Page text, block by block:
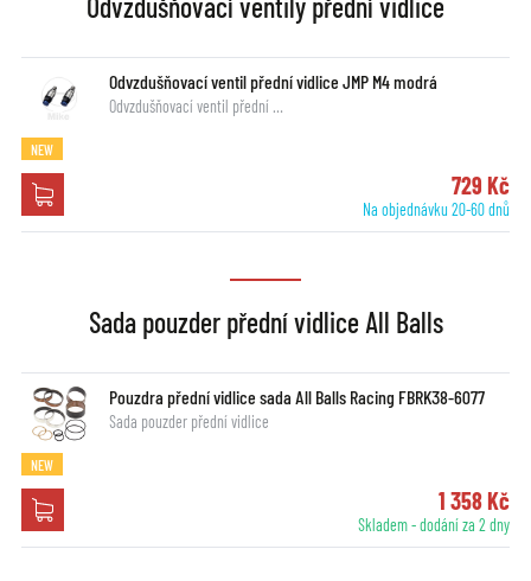
Odvzdušňovací ventil přední vidlice JMP M4 modrá
Odvzdušňovací ventil přední …
NEW
729 Kč
Na objednávku 20-60 dnů
Sada pouzder přední vidlice All Balls
Pouzdra přední vidlice sada All Balls Racing FBRK38-6077
Sada pouzder přední vidlice
NEW
1 358 Kč
Skladem - dodání za 2 dny